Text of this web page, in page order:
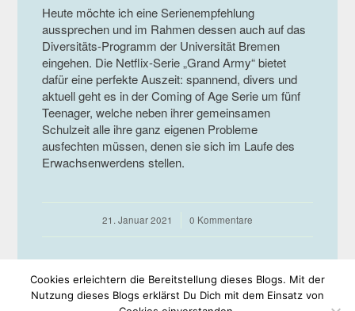
Heute möchte ich eine Serienempfehlung
aussprechen und im Rahmen dessen auch auf das
Diversitäts-Programm der Universität Bremen
eingehen. Die Netflix-Serie „Grand Army“ bietet
dafür eine perfekte Auszeit: spannend, divers und
aktuell geht es in der Coming of Age Serie um fünf
Teenager, welche neben ihrer gemeinsamen
Schulzeit alle ihre ganz eigenen Probleme
ausfechten müssen, denen sie sich im Laufe des
Erwachsenwerdens stellen.
21. Januar 2021
/ 0 Kommentare
Cookies erleichtern die Bereitstellung dieses Blogs. Mit der
Nutzung dieses Blogs erklärst Du Dich mit dem Einsatz von